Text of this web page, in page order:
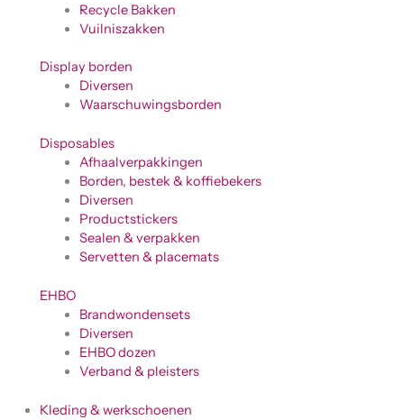
Recycle Bakken
Vuilniszakken
Display borden
Diversen
Waarschuwingsborden
Disposables
Afhaalverpakkingen
Borden, bestek & koffiebekers
Diversen
Productstickers
Sealen & verpakken
Servetten & placemats
EHBO
Brandwondensets
Diversen
EHBO dozen
Verband & pleisters
Kleding & werkschoenen